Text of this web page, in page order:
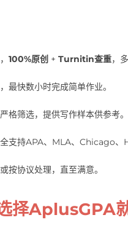
100%原创 + Turnitin查重，
最快数小时完成简单作业。
格筛选，提供写作样本供参考。
支持APA、MLA、Chicago、
按协议处理，直至满意。
择AplusGPA